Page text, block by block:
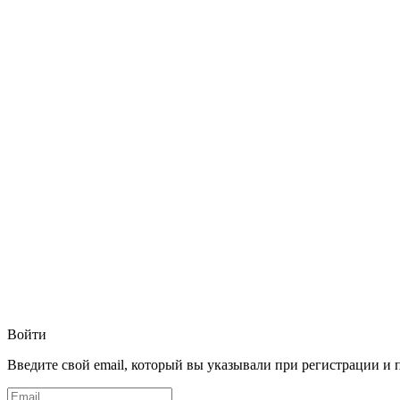
Войти
Введите свой email, который вы указывали при регистрации и